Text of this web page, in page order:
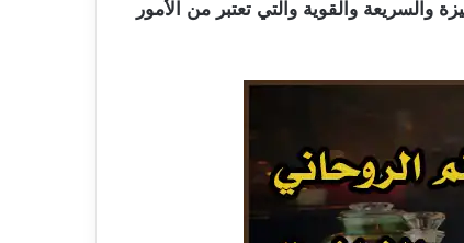
والقوية والتي تعتبر من الأمور